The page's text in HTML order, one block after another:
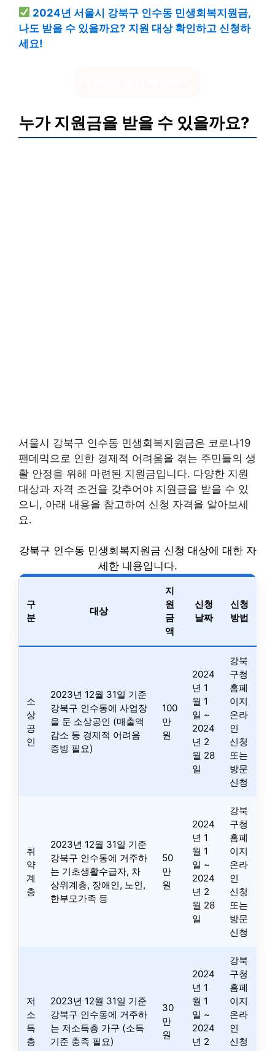
2024년 서울시 강북구 인수동 민생회복지원금,
나도 받을 수 있을까요? 지원 대상 확인하고 신청하
세요!
누가 지원금을 받을 수 있을까요?
서울시 강북구 인수동 민생회복지원금은 코로나19
팬데믹으로 인한 경제적 어려움을 겪는 주민들의 생
활 안정을 위해 마련된 지원금입니다. 다양한 지원
대상과 자격 조건을 갖추어야 지원금을 받을 수 있
으니, 아래 내용을 참고하여 신청 자격을 알아보세
요.
강북구 인수동 민생회복지원금 신청 대상에 대한 자
세한 내용입니다.
구
분
대상
지
원
금
액
신청
날짜
신청
방법
소
상
공
인
2023년 12월 31일 기준
강북구 인수동에 사업장
을 둔 소상공인 (매출액
감소 등 경제적 어려움
증빙 필요)
100
만
원
2024
년 1
월 1
일 ~
2024
년 2
월 28
일
강북
구청
홈페
이지
온라
인
신청
또는
방문
신청
취
약
계
층
2023년 12월 31일 기준
강북구 인수동에 거주하
는 기초생활수급자, 차
상위계층, 장애인, 노인,
한부모가족 등
50
만
원
2024
년 1
월 1
일 ~
2024
년 2
월 28
일
강북
구청
홈페
이지
온라
인
신청
또는
방문
신청
저
소
득
층
2023년 12월 31일 기준
강북구 인수동에 거주하
는 저소득층 가구 (소득
기준 충족 필요)
30
만
원
2024
년 1
월 1
일 ~
2024
년 2
강북
구청
홈페
이지
온라
인
신청